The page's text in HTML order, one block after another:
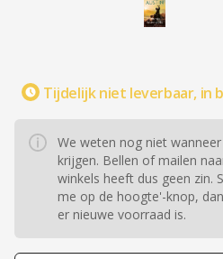
Tijdelijk niet leverbaar, in
We weten nog niet
krijgen. Bellen of mailen
winkels heeft dus geen zin.
me op de hoogte'-knop,
er nieuwe voorraad is.